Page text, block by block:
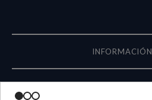
INFORMACIÓN
REVISTA